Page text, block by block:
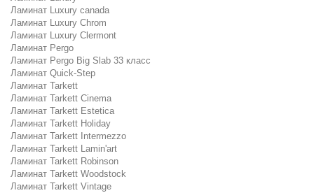
Ламинат Luxury canada
Ламинат Luxury Chrom
Ламинат Luxury Clermont
Ламинат Pergo
Ламинат Pergo Big Slab 33 класс
Ламинат Quick-Step
Ламинат Tarkett
Ламинат Tarkett Cinema
Ламинат Tarkett Estetica
Ламинат Tarkett Holiday
Ламинат Tarkett Intermezzo
Ламинат Tarkett Lamin'art
Ламинат Tarkett Robinson
Ламинат Tarkett Woodstock
Ламинат Tarkett Vintage